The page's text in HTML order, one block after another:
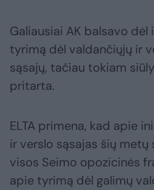
Galiausiai AK balsavo
tyrimą dėl valdančiųjų ir
sąsajų, tačiau tokiam
pritarta.
ELTA primena, kad apie
ir verslo sąsajas šių metų
visos Seimo opozicinės
apie tyrimą dėl galimų